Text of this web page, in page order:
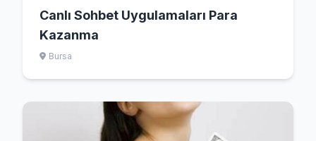
Canlı Sohbet Uygulamaları Para
Kazanma
Bursa